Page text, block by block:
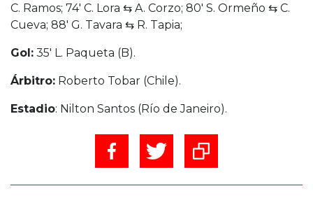
C. Ramos; 74′ C. Lora ⇆ A. Corzo; 80′ S. Ormeño ⇆ C.
Cueva; 88′ G. Tavara ⇆ R. Tapia;
Gol: 35′ L. Paqueta (B).
Árbitro: Roberto Tobar (Chile).
Estadio: Nilton Santos (Río de Janeiro).